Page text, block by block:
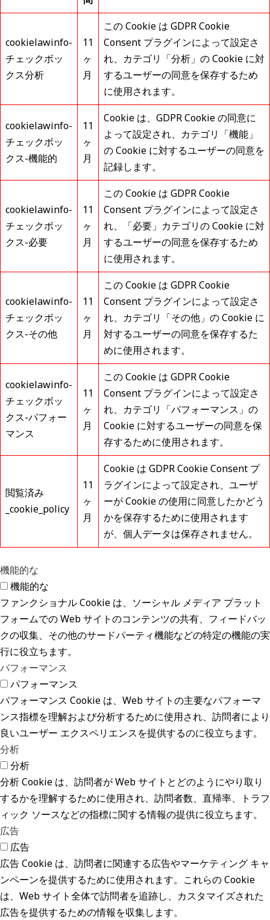
cookielawinfo-
チェックボッ
クス分析
11
ヶ
月
この Cookie は GDPR Cookie
Consent プラグインによって設定さ
れ、カテゴリ「分析」の Cookie に対
するユーザーの同意を保存するため
に使用されます。
cookielawinfo-
チェックボッ
クス-機能的
11
ヶ
月
Cookie は、GDPR Cookie の同意に
よって設定され、カテゴリ「機能」
の Cookie に対するユーザーの同意を
記録します。
cookielawinfo-
チェックボッ
クス-必要
11
ヶ
月
この Cookie は GDPR Cookie
Consent プラグインによって設定さ
れ、「必要」カテゴリの Cookie に対
するユーザーの同意を保存するため
に使用されます。
cookielawinfo-
チェックボッ
クス-その他
11
ヶ
月
この Cookie は GDPR Cookie
Consent プラグインによって設定さ
れ、カテゴリ「その他」の Cookie に
対するユーザーの同意を保存するた
めに使用されます。
cookielawinfo-
チェックボッ
クス-パフォー
マンス
11
ヶ
月
この Cookie は GDPR Cookie
Consent プラグインによって設定さ
れ、カテゴリ「パフォーマンス」の
Cookie に対するユーザーの同意を保
存するために使用されます。
閲覧済み
_cookie_policy
11
ヶ
月
Cookie は GDPR Cookie Consent プ
ラグインによって設定され、ユーザ
ーが Cookie の使用に同意したかどう
かを保存するために使用されます
が、個人データは保存されません。
機能的な
機能的な
ファンクショナル Cookie は、ソーシャル メディア プラット
フォームでの Web サイトのコンテンツの共有、フィードバッ
クの収集、その他のサードパーティ機能などの特定の機能の実
行に役立ちます。
パフォーマンス
パフォーマンス
パフォーマンス Cookie は、Web サイトの主要なパフォーマ
ンス指標を理解および分析するために使用され、訪問者により
良いユーザー エクスペリエンスを提供するのに役立ちます。
分析
分析
分析 Cookie は、訪問者が Web サイトとどのようにやり取り
するかを理解するために使用され、訪問者数、直帰率、トラフ
ィック ソースなどの指標に関する情報の提供に役立ちます。
広告
広告
広告 Cookie は、訪問者に関連する広告やマーケティング キャ
ンペーンを提供するために使用されます。これらの Cookie
は、Web サイト全体で訪問者を追跡し、カスタマイズされた
広告を提供するための情報を収集します。